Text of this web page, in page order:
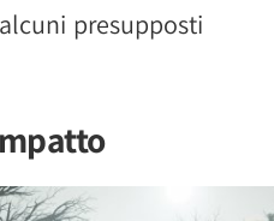
presupposti